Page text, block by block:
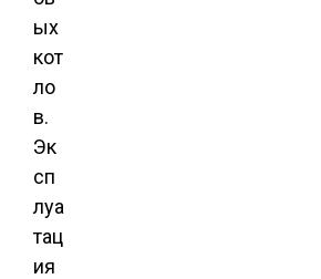
ых
кот
ло
в.
Эк
сп
луа
тац
ия